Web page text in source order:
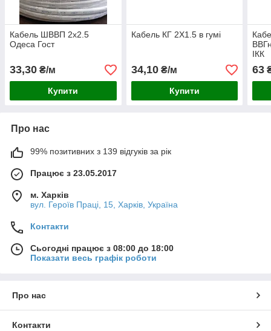
Кабель ШВВП 2х2.5
Одеса Гост
33,30 ₴/м
Купити
Кабель КГ 2Х1.5 в гумі
34,10₴/м
Купити
ІКК
63
Про нас
99% позитивних з 139 відгуків за рік
Працює з 23.05.2017
м. Харків
вул. Героїв Праці, 15, Харків, Україна
Контакти
Сьогодні працює з 08:00 до 18:00
Показати весь графік роботи
Про нас
Контакти